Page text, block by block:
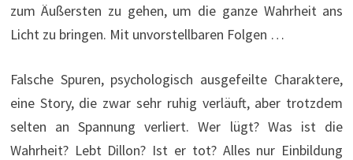
zum Äußersten zu gehen, um die ganze Wahrheit ans
Licht zu bringen. Mit unvorstellbaren Folgen …
Falsche Spuren, psychologisch ausgefeilte Charaktere,
eine Story, die zwar sehr ruhig verläuft, aber trotzdem
selten an Spannung verliert. Wer lügt? Was ist die
Wahrheit? Lebt Dillon? Ist er tot? Alles nur Einbildung